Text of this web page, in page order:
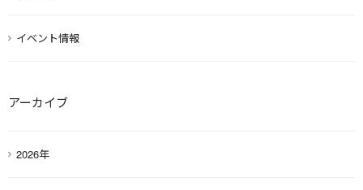
イベント情報
アーカイブ
2026年